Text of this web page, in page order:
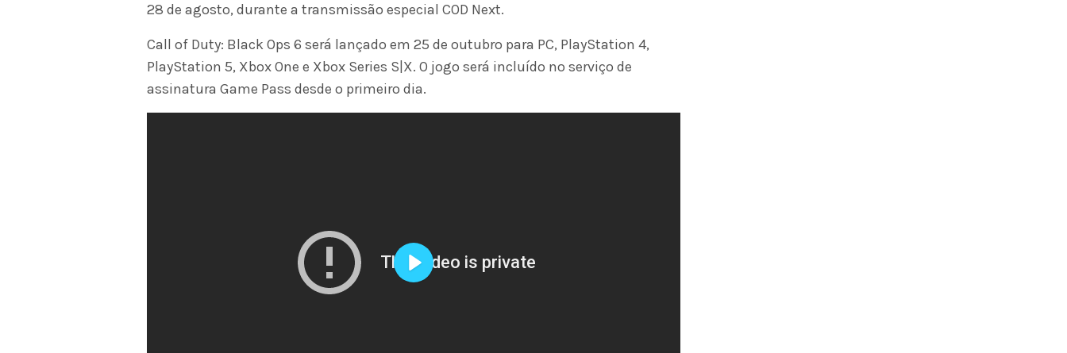
28 de agosto, durante a transmissão especial COD Next.
Call of Duty: Black Ops 6 será lançado em 25 de outubro para PC, PlayStation 4,
PlayStation 5, Xbox One e Xbox Series S|X. O jogo será incluído no serviço de
assinatura Game Pass desde o primeiro dia.
Play